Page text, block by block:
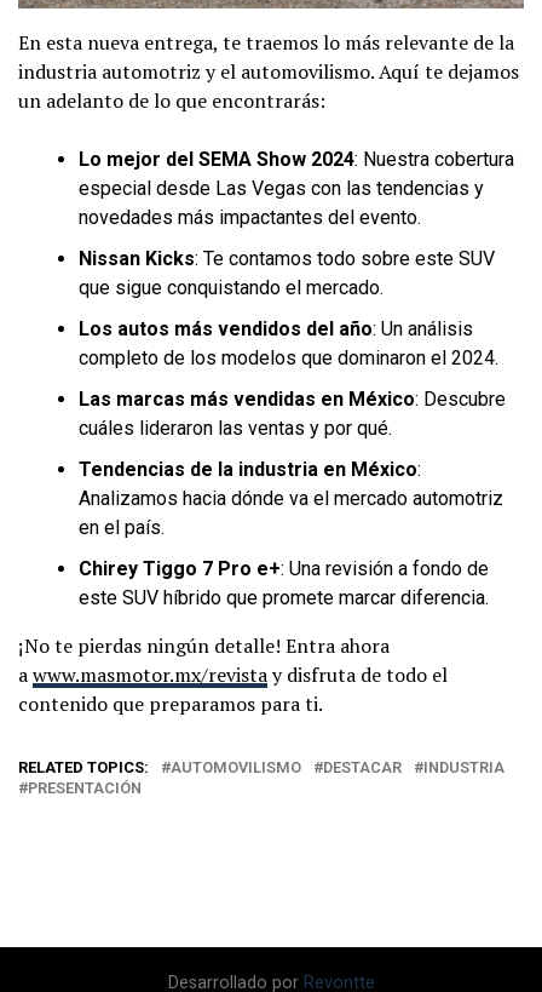
En esta nueva entrega, te traemos lo más relevante de la
industria automotriz y el automovilismo. Aquí te dejamos
un adelanto de lo que encontrarás:
Lo mejor del SEMA Show 2024: Nuestra cobertura
especial desde Las Vegas con las tendencias y
novedades más impactantes del evento.
Nissan Kicks: Te contamos todo sobre este SUV
que sigue conquistando el mercado.
Los autos más vendidos del año: Un análisis
completo de los modelos que dominaron el 2024.
Las marcas más vendidas en México: Descubre
cuáles lideraron las ventas y por qué.
Tendencias de la industria en México:
Analizamos hacia dónde va el mercado automotriz
en el país.
Chirey Tiggo 7 Pro e+: Una revisión a fondo de
este SUV híbrido que promete marcar diferencia.
¡No te pierdas ningún detalle! Entra ahora
awww.masmotor.mx/revistay disfruta de todo el
contenido que preparamos para ti.
RELATED TOPICS: AUTOMOVILISMO DESTACAR
INDUSTRIA
PRESENTACIÓN
Desarrollado por Revontte